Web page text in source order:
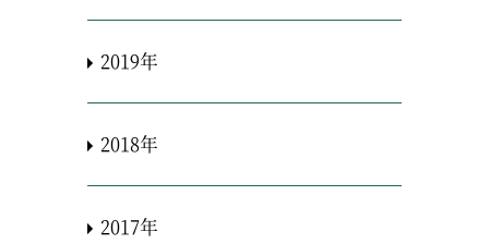
2019年
2018年
2017年